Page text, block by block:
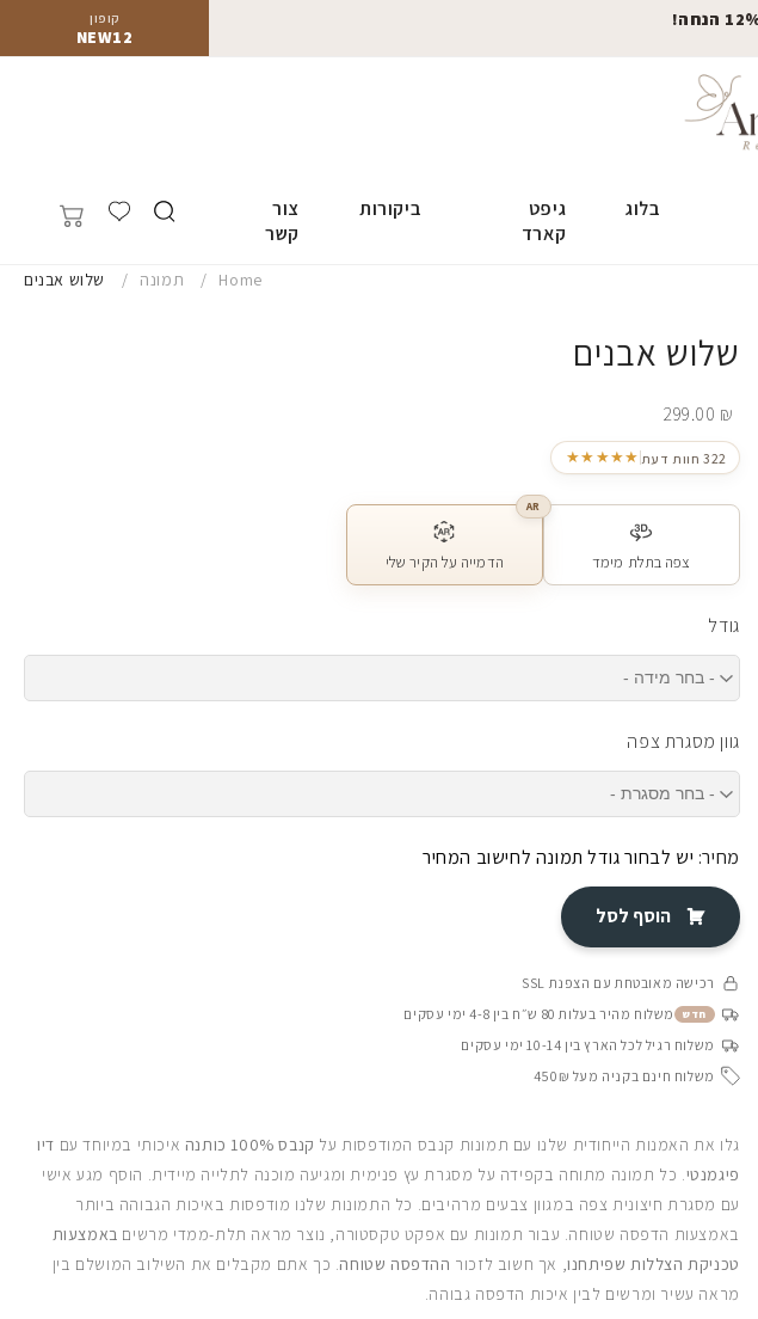
קופון
NEW12
בלוג
גיפט
קארד
ביקורות
צור
קשר
Home תמונה שלוש אבנים
שלוש אבנים
299.00 ₪
★★★★★ 322 חוות דעת
צפה בתלת מימד
AR
הדמייה על הקיר שלי
גודל
גוון מסגרת צפה
מחיר: יש לבחור גודל תמונה לחישוב המחיר
הוסף לסל
רכישה מאובטחת עם הצפנת SSL
חדש משלוח מהיר בעלות 80 ש״ח בין 4-8 ימי עסקים
משלוח רגיל לכל הארץ בין 10-14 ימי עסקים
משלוח חינם בקניה מעל 450₪
גלו את האמנות הייחודית שלנו עם תמונות קנבס המודפסות על קנבס 100% כותנה איכותי במיוחד עם דיו
פיגמנטי. כל תמונה מתוחה בקפידה על מסגרת עץ פנימית ומגיעה מוכנה לתלייה מיידית. הוסף מגע אישי
עם מסגרת חיצונית צפה במגוון צבעים מרהיבים. כל התמונות שלנו מודפסות באיכות הגבוהה ביותר
באמצעות הדפסה שטוחה. עבור תמונות עם אפקט טקסטורה, נוצר מראה תלת-ממדי מרשים באמצעות
טכניקת הצללות שפיתחנו, אך חשוב לזכור ההדפסה שטוחה. כך אתם מקבלים את השילוב המושלם בין
מראה עשיר ומרשים לבין איכות הדפסה גבוהה.